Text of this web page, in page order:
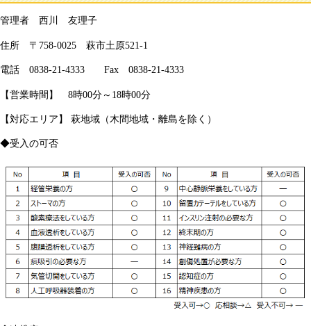
管理者 西川 友理子
住所 〒758-0025 萩市土原521-1
電話 0838-21-4333 Fax 0838-21-4333
【営業時間】 8時00分～18時00分
【対応エリア】 萩地域（木間地域・離島を除く）
◆受入の可否